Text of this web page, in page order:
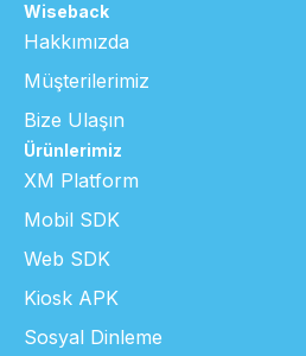
Wiseback
Hakkımızda
Müşterilerimiz
Bize Ulaşın
Ürünlerimiz
XM Platform
Mobil SDK
Web SDK
Kiosk APK
Sosyal Dinleme